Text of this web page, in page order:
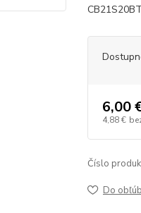
6,00
4,88 €
Číslo
Do